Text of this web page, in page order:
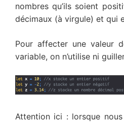
nombres qu’ils soient
décimaux (à virgule) et qui
Pour affecter une valeur
variable, on n’utilise ni
Attention ici : lorsque